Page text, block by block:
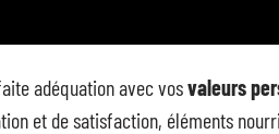
adéquation avec vosvaleurs
et de satisfaction, éléments